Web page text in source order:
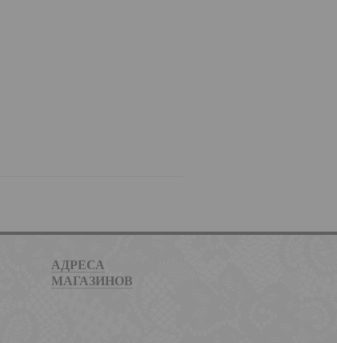
АДРЕСА
МАГАЗИНОВ